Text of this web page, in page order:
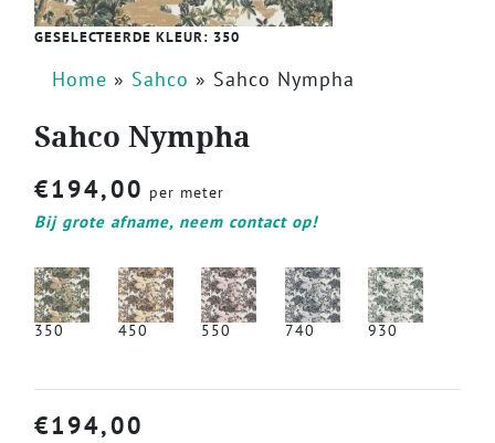
GESELECTEERDE KLEUR: 350
Home » Sahco » Sahco Nympha
Sahco Nympha
€194,00 per meter
Bij grote afname, neem contact op!
350 450 550 740 930
€194,00